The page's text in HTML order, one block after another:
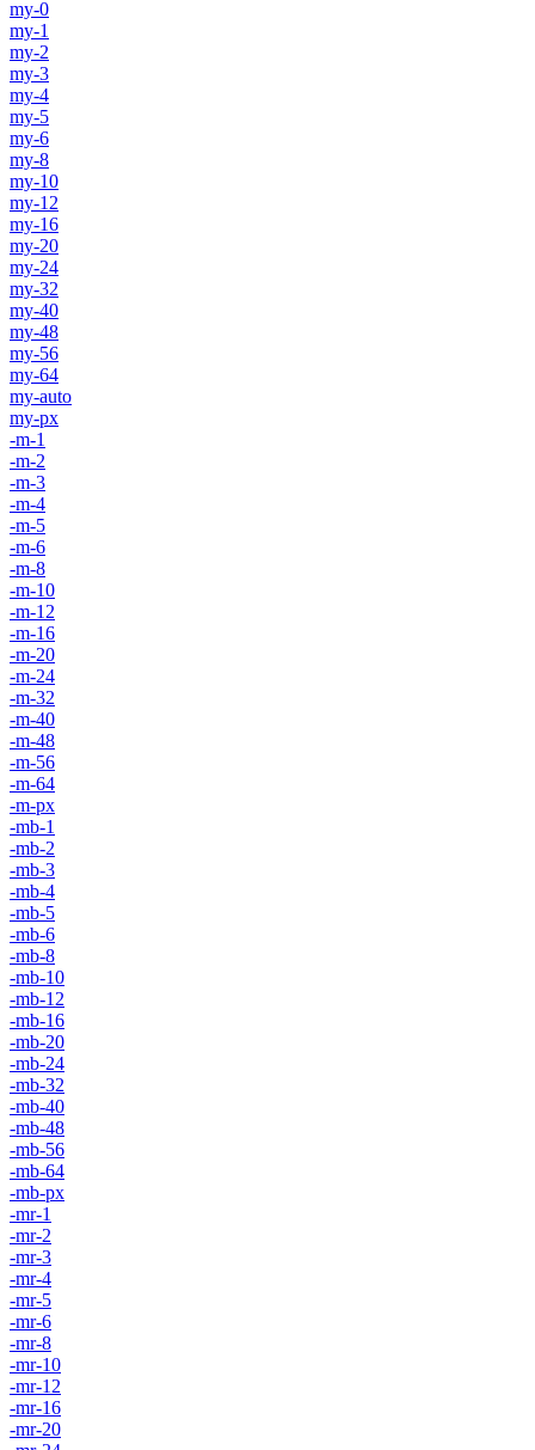
my-0
my-1
my-2
my-3
my-4
my-5
my-6
my-8
my-10
my-12
my-16
my-20
my-24
my-32
my-40
my-48
my-56
my-64
my-auto
my-px
-m-1
-m-2
-m-3
-m-4
-m-5
-m-6
-m-8
-m-10
-m-12
-m-16
-m-20
-m-24
-m-32
-m-40
-m-48
-m-56
-m-64
-m-px
-mb-1
-mb-2
-mb-3
-mb-4
-mb-5
-mb-6
-mb-8
-mb-10
-mb-12
-mb-16
-mb-20
-mb-24
-mb-32
-mb-40
-mb-48
-mb-56
-mb-64
-mb-px
-mr-1
-mr-2
-mr-3
-mr-4
-mr-5
-mr-6
-mr-8
-mr-10
-mr-12
-mr-16
-mr-20